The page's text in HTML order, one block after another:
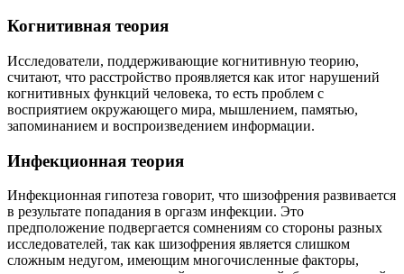
Когнитивная теория
Исследователи, поддерживающие когнитивную теорию,
считают, что расстройство проявляется как итог нарушений
когнитивных функций человека, то есть проблем с
восприятием окружающего мира, мышлением, памятью,
запоминанием и воспроизведением информации.
Инфекционная теория
Инфекционная гипотеза говорит, что шизофрения развивается
в результате попадания в оргазм инфекции. Это
предположение подвергается сомнениям со стороны разных
исследователей, так как шизофрения является слишком
сложным недугом, имеющим многочисленные факторы,